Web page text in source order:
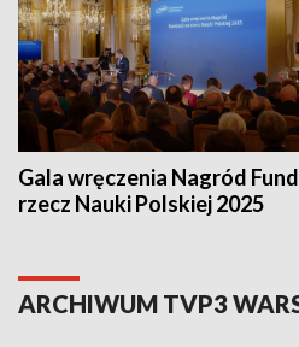
Gala wręczenia Nagród
rzecz Nauki Polskiej 2025
ARCHIWUM TVP3